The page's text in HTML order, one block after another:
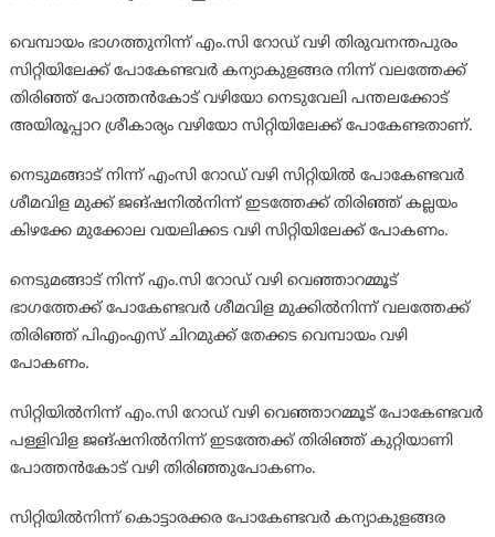
വെമ്പായം ഭാഗത്തുനിന്ന് എം.സി റോഡ് വഴി തിരുവനന്തപുരം
സിറ്റിയിലേക്ക് പോകേണ്ടവർ കന്യാകുളങ്ങര നിന്ന് വലത്തേക്ക്
തിരിഞ്ഞ് പോത്തൻകോട് വഴിയോ നെടുവേലി പന്തലക്കോട്
അയിരൂപ്പാറ ശ്രീകാര്യം വഴിയോ സിറ്റിയിലേക്ക് പോകേണ്ടതാണ്.
നെടുമങ്ങാട് നിന്ന് എംസി റോഡ് വഴി സിറ്റിയിൽ പോകേണ്ടവർ
ശീമവിള മുക്ക് ജങ്ഷനിൽനിന്ന് ഇടത്തേക്ക് തിരിഞ്ഞ് കല്ലയം
കിഴക്കേ മുക്കോല വയലിക്കട വഴി സിറ്റിയിലേക്ക് പോകണം.
നെടുമങ്ങാട് നിന്ന് എം.സി റോഡ് വഴി വെഞ്ഞാറമ്മൂട്
ഭാഗത്തേക്ക് പോകേണ്ടവർ ശീമവിള മുക്കിൽനിന്ന് വലത്തേക്ക്
തിരിഞ്ഞ് പിഎംഎസ് ചിറമുക്ക് തേക്കട വെമ്പായം വഴി
പോകണം.
സിറ്റിയിൽനിന്ന് എം.സി റോഡ് വഴി വെഞ്ഞാറമ്മൂട് പോകേണ്ടവർ
പള്ളിവിള ജങ്ഷനിൽനിന്ന് ഇടത്തേക്ക് തിരിഞ്ഞ് കുറ്റിയാണി
പോത്തൻകോട് വഴി തിരിഞ്ഞുപോകണം.
സിറ്റിയിൽനിന്ന് കൊട്ടാരക്കര പോകേണ്ടവർ കന്യാകുളങ്ങര